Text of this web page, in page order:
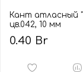
Кант атласный
цв.042, 10 мм
0.40 Br